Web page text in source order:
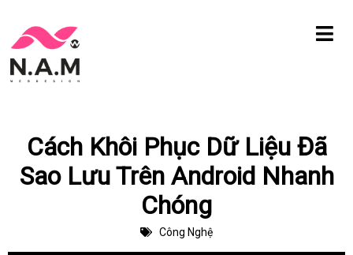
Chuyển
tới
Cách Khôi Phục Dữ Liệu Đã
Sao Lưu Trên Android Nhanh
Chóng
Công Nghệ